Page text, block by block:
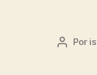
Autor
Por